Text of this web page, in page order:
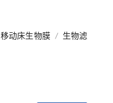
移动床生物膜 / 生物滤